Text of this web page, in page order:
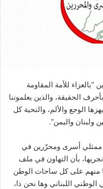
للأمة المقاومة
بأحرف الحقيقة، والذين يعلموننا
الوجع والألم، والتحية كل
ولبنان واليمن”.
ممثلي أسرى ومحرّرين في
بأن التهاون في ملف
منهم على كل ساحات الوطن
اللبناني وها نحن ذا،